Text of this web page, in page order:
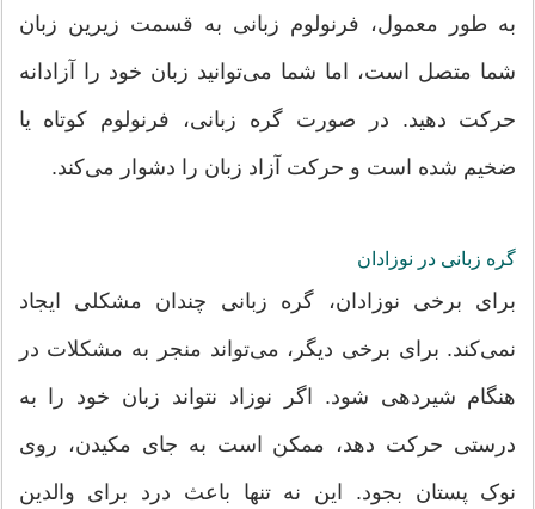
به طور معمول، فرنولوم زبانی به قسمت زیرین زبان
شما متصل است، اما شما می‌توانید زبان خود را آزادانه
حرکت دهید. در صورت گره زبانی، فرنولوم کوتاه یا
ضخیم شده است و حرکت آزاد زبان را دشوار می‌کند.
گره زبانی در نوزادان
برای برخی نوزادان، گره زبانی چندان مشکلی ایجاد
نمی‌کند. برای برخی دیگر، می‌تواند منجر به مشکلات در
هنگام شیردهی شود. اگر نوزاد نتواند زبان خود را به
درستی حرکت دهد، ممکن است به جای مکیدن، روی
نوک پستان بجود. این نه تنها باعث درد برای والدین